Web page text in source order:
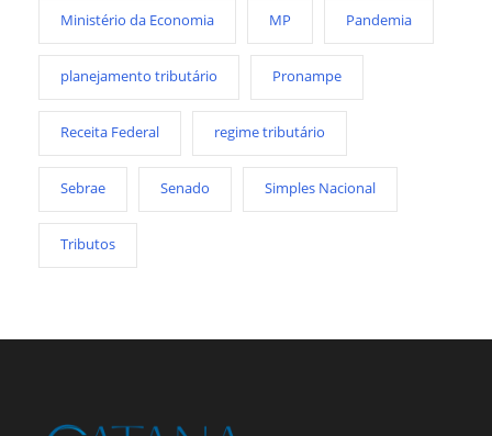
Ministério da Economia MP Pandemia
planejamento tributário Pronampe
Receita Federal regime tributário
Sebrae Senado Simples Nacional
Tributos